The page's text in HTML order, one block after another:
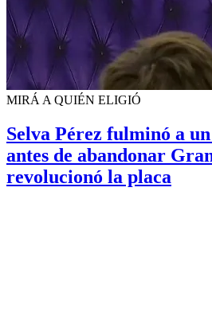
MIRÁ A QUIÉN ELIGIÓ
Selva Pérez fulminó a
antes de abandonar
revolucionó la placa